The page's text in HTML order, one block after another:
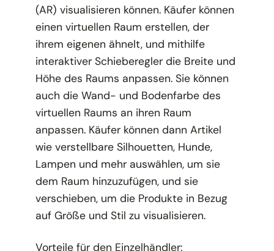
(AR) visualisieren können. Käufer können
einen virtuellen Raum erstellen, der
ihrem eigenen ähnelt, und mithilfe
interaktiver Schieberegler die Breite und
Höhe des Raums anpassen. Sie können
auch die Wand- und Bodenfarbe des
virtuellen Raums an ihren Raum
anpassen. Käufer können dann Artikel
wie verstellbare Silhouetten, Hunde,
Lampen und mehr auswählen, um sie
dem Raum hinzuzufügen, und sie
verschieben, um die Produkte in Bezug
auf Größe und Stil zu visualisieren.
Vorteile für den Einzelhändler: